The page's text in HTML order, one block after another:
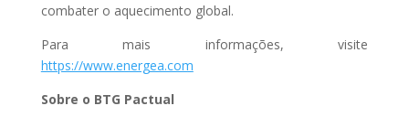
combater o aquecimento global.
Para mais informações, visite
https://www.energea.com
Sobre o BTG Pactual